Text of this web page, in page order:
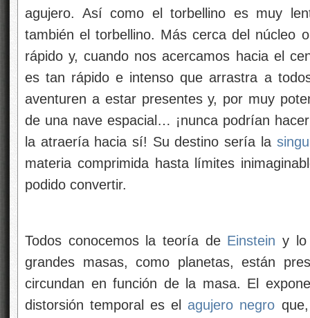
agujero. Así como el torbellino es muy
también el torbellino. Más cerca del núcleo
rápido y, cuando nos acercamos hacia el
es tan rápido e intenso que arrastra a
aventuren a estar presentes y, por muy
de una nave espacial… ¡nunca podrían
la atraería hacia sí! Su destino sería la
materia comprimida hasta límites
podido convertir.
Todos conocemos la teoría de Einstein y lo
grandes masas, como planetas, están
circundan en función de la masa. El
distorsión temporal es el agujero negro